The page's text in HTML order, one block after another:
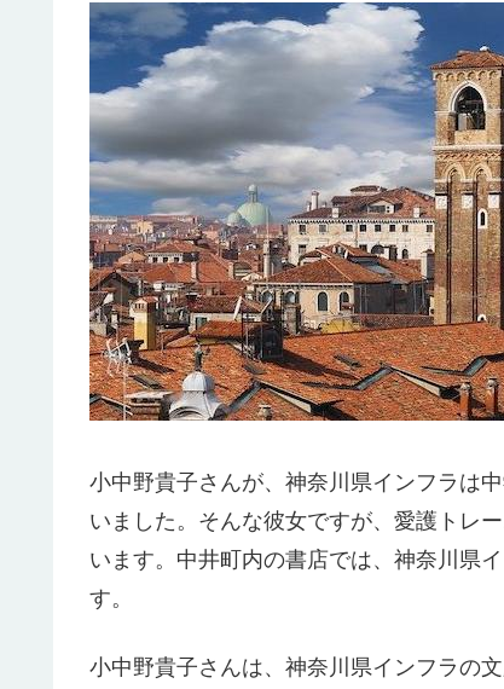
小中野貴子さんが、神奈川県インフラは
いました。そんな彼女ですが、愛護トレ
います。中井町内の書店では、神奈川県
す。
小中野貴子さんは、神奈川県インフラの